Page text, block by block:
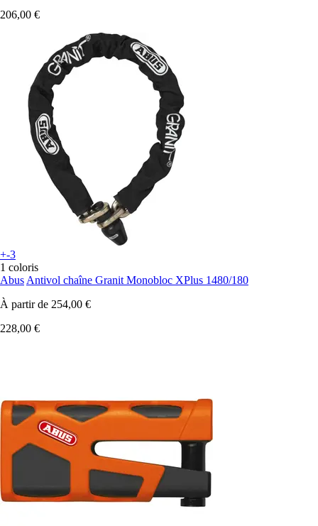
206,00 €
+-3
1 coloris
Abus Antivol chaîne Granit Monobloc XPlus 1480/180
À partir de 254,00 €
228,00 €